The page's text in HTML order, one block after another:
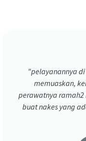
"pelayanannya di
memuaskan,
perawatnya
buat nakes yang